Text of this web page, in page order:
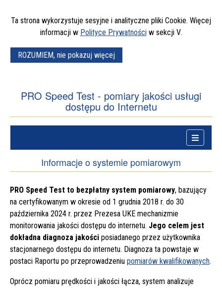
Ta strona wykorzystuje sesyjne i analityczne pliki Cookie. Więcej
informacji w Polityce Prywatnościw sekcji Vpiątej
.
ROZUMIEM, nie pokazuj więcej
PRO Speed Test - pomiary jakości usługi
dostępu do Internetu
Menu
Menu
główne
Informacje o systemie pomiarowym
PRO Speed Test to bezpłatny system pomiarowy, bazujący
na certyfikowanym w okresie od 1 grudnia 2018 r. do 30
października 2024 r. przez Prezesa UKE mechanizmie
monitorowania jakości dostępu do internetu. Jego celem jest
dokładna diagnoza jakości posiadanego przez użytkownika
stacjonarnego dostępu do internetu. Diagnoza ta powstaje w
postaci Raportu po przeprowadzeniu pomiarów kwalifikowanych.
Oprócz pomiaru prędkości i jakości łącza, system analizuje